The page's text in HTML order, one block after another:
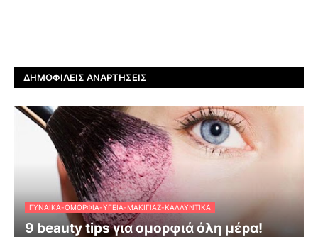
ΔΗΜΟΦΙΛΕΊΣ ΑΝΑΡΤΉΣΕΙΣ
ΓΥΝΑΊΚΑ-ΟΜΟΡΦΙΆ-ΥΓΕΊΑ-ΜΑΚΙΓΙΆΖ-ΚΑΛΛΥΝΤΙΚΆ
9 beauty tips για ομορφιά όλη μέρα!